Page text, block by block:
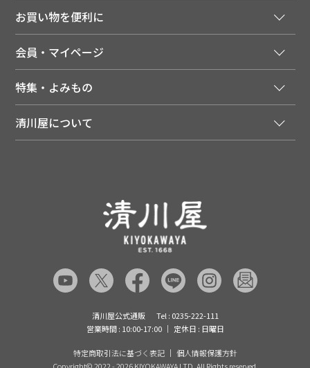
ご利用ガイド
領収書について
送料について
配達日について
返品について
よくあるご質問（FAQ）
あんしんの品質保証について（産直品）
品質保証について（通常品）
お買い物を便利に
季節のカタログを無料でお届け
店舗・ECポイント共通アプリ
LINEお友だち登録
会員・マイページ
会員特典について
注文履歴
特集・よみもの
メディア掲載商品
清川屋のレビューを見る
清川屋について
清川屋公式通販
Tel : 0235-222-111
営業時間 : 10:00-17:00
定休日 : 日曜日
特定商取引法に基づく表記
個人情報保護方針